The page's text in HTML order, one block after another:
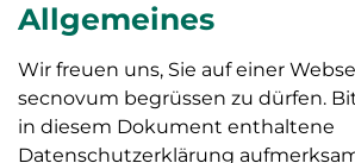
Allgemeines
Wir freuen uns, Sie auf einer
secnovum begrüssen zu dürfen.
in diesem Dokument enthaltene
Datenschutzerklärung